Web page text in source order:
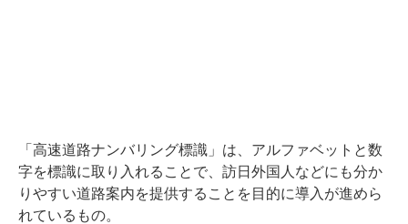
「高速道路ナンバリング標識」は、アルファベットと数
字を標識に取り入れることで、訪日外国人などにも分か
りやすい道路案内を提供することを目的に導入が進めら
れているもの。